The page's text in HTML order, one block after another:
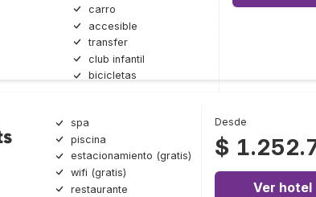
carro
accesible
transfer
club infantil
bicicletas
spa
piscina
estacionamiento (gratis)
wifi (gratis)
restaurante
Desde
$
Ver hotel